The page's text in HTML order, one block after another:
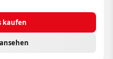
kaufen